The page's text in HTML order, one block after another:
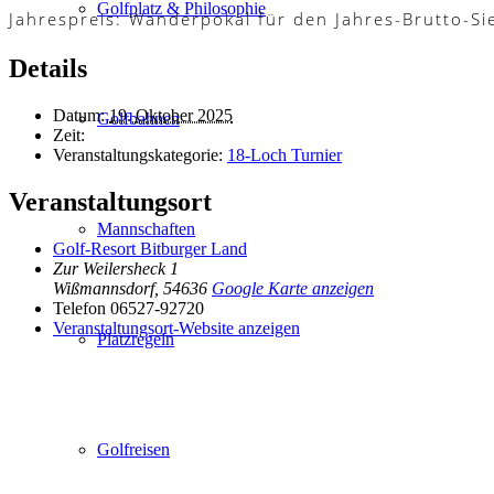
Golfplatz & Philosophie
Golfbahnen
Mannschaften
Platzregeln
Golfreisen
Jahrespreis: Wanderpokal für den Jahres-Brutto-
Details
Datum: 19. Oktober 2025
Zeit:
Veranstaltungskategorie: 18-Loch Turnier
Veranstaltungsort
Golf-Resort Bitburger Land
Zur Weilersheck 1
Wißmannsdorf, 54636 Google Karte anzeigen
Telefon 06527-92720
Veranstaltungsort-Website anzeigen